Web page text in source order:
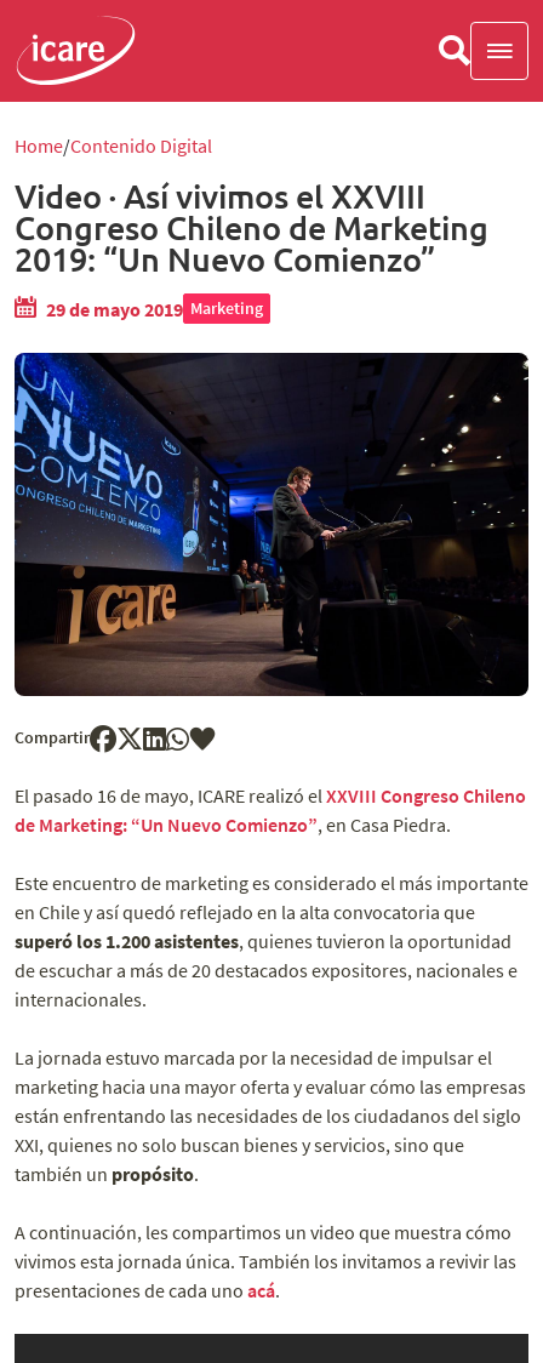
Home Contenido Digital
Video · Así vivimos el XXVIII
Congreso Chileno de Marketing
2019: “Un Nuevo Comienzo”
29 de mayo 2019 Marketing
Compartir
El pasado 16 de mayo, ICARE realizó el XXVIII Congreso Chileno
de Marketing: “Un Nuevo Comienzo”, en Casa Piedra.
Este encuentro de marketing es considerado el más importante
en Chile y así quedó reflejado en la alta convocatoria que
superó los 1.200 asistentes, quienes tuvieron la oportunidad
de escuchar a más de 20 destacados expositores, nacionales e
internacionales.
La jornada estuvo marcada por la necesidad de impulsar el
marketing hacia una mayor oferta y evaluar cómo las empresas
están enfrentando las necesidades de los ciudadanos del siglo
XXI, quienes no solo buscan bienes y servicios, sino que
también un propósito.
A continuación, les compartimos un video que muestra cómo
vivimos esta jornada única. También los invitamos a revivir las
presentaciones de cada uno acá.